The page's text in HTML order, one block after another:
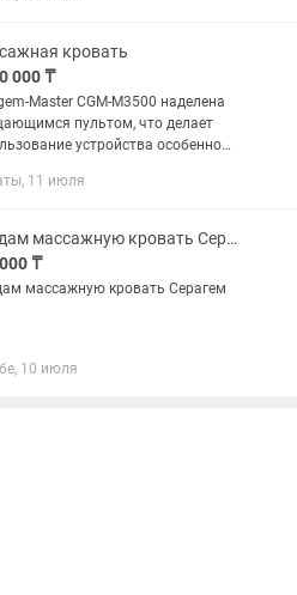
массажа,...
кровать
000 ₸
Master CGM-M3500 наделена
пультом, что делает
устройства особенно
такого пульта, вы сможете
11 июля
Продам массажную кровать Серагем
₸
массажную кровать Серагем
10 июля